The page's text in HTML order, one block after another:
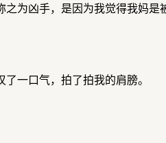
之为凶手，是因为我觉得我妈
了一口气，拍了拍我的肩膀。